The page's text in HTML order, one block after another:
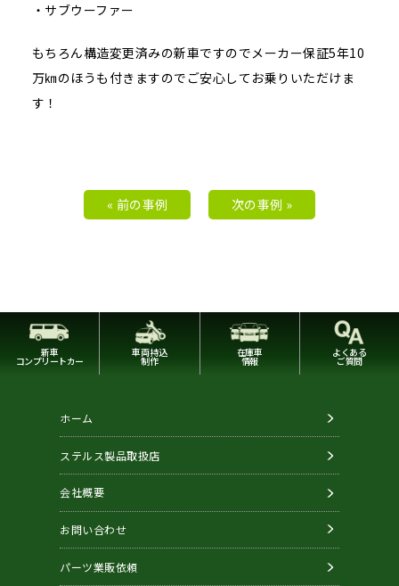
・サブウーファー
もちろん構造変更済みの新車ですのでメーカー保証5年10
万㎞のほうも付きますのでご安心してお乗りいただけま
す！
« 前の事例 次の事例 »
新車
コンプリートカー
車両持込
制作
在庫車
情報
よくある
ご質問
ホーム
ステルス製品取扱店
会社概要
お問い合わせ
パーツ業販依頼